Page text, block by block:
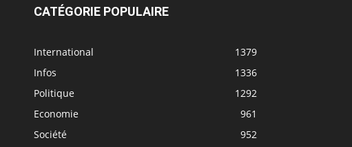
CATÉGORIE POPULAIRE
International
1379
Infos
1336
Politique
1292
Economie
961
Société
952